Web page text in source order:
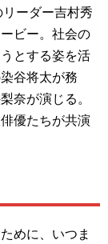
ーダー吉村秀
ビー。社会の
とする姿を活
谷将太が務
奈が演じる。
優たちが共演
めに、いつま